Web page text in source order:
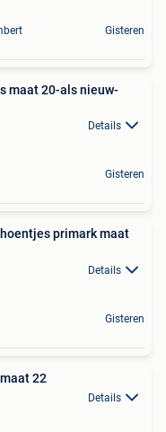
Gisteren
maat 20-als nieuw-
Details
Gisteren
primark maat
Details
Gisteren
22
Details